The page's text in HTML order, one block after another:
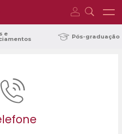
e Pós-graduação